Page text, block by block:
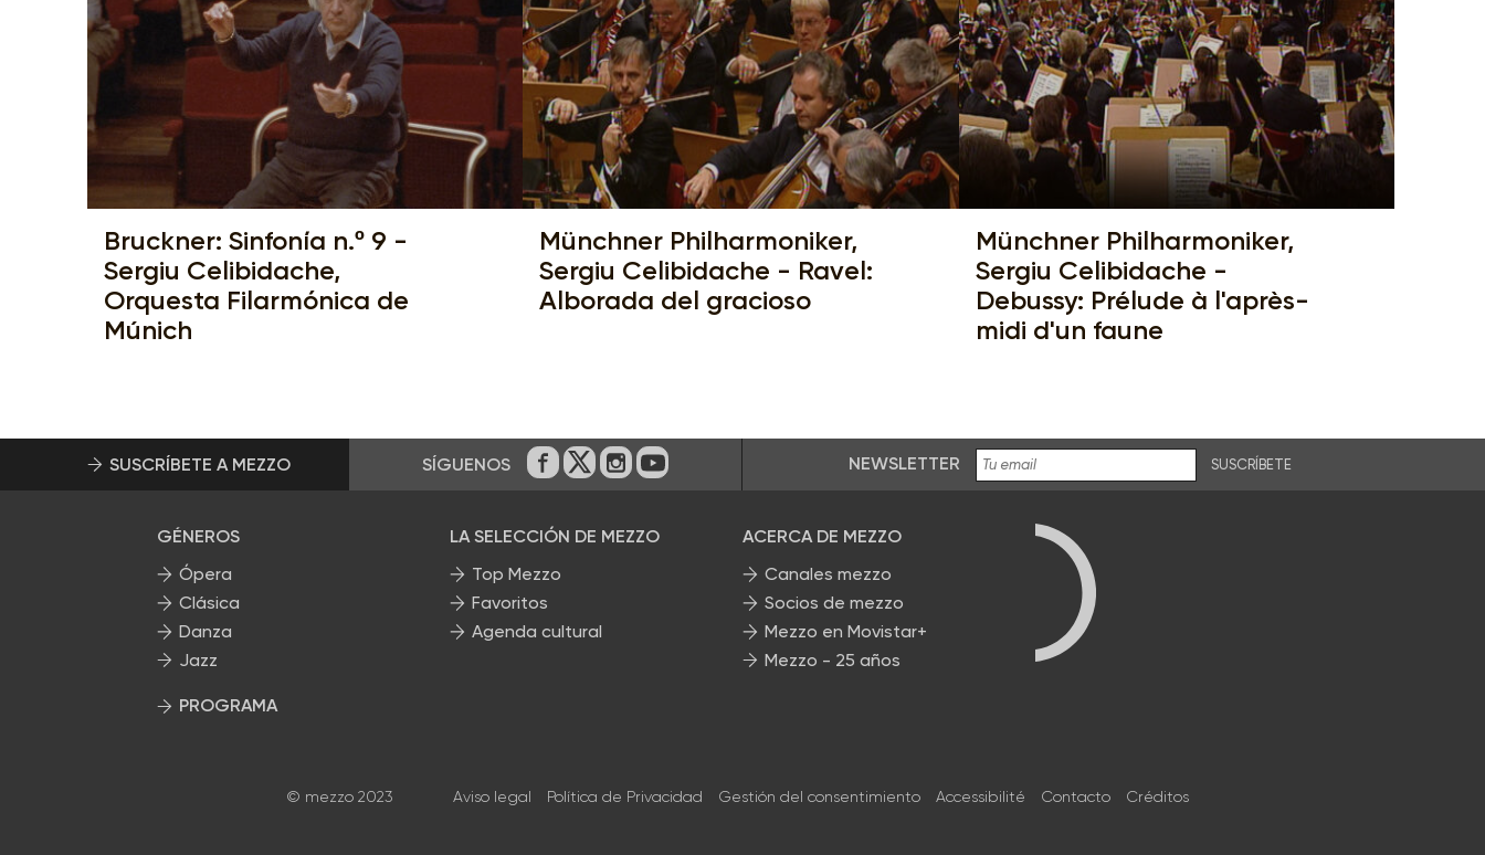
Bruckner: Sinfonía n.º 9 -
Sergiu Celibidache,
Orquesta Filarmónica de
Múnich
Münchner Philharmoniker,
Sergiu Celibidache - Ravel:
Alborada del gracioso
Münchner Philharmoniker,
Sergiu Celibidache -
Debussy: Prélude à l'après-
midi d'un faune
SUSCRÍBETE A MEZZO SÍGUENOS En Facebook
En Twitter
En Instagram
En Youtube NEWSLETTER SUSCRÍBETE
GÉNEROS
Ópera
Clásica
Danza
Jazz
PROGRAMA
LA SELECCIÓN DE MEZZO
Top Mezzo
Favoritos
Agenda cultural
ACERCA DE MEZZO
Canales mezzo
Socios de mezzo
Mezzo en Movistar+
Mezzo - 25 años
© mezzo 2023 Aviso legal Política de Privacidad Gestión del consentimiento Accessibilité Contacto Créditos